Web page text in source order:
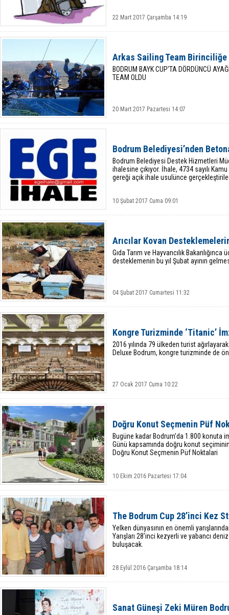
22 Mart 2017 Çarşamba 14:19
Arkas Sailing Team Birinciliğe
BODRUM BAYK CUP’TA DÖRDÜNCÜ
TEAM OLDU
20 Mart 2017 Pazartesi 14:07
Bodrum Belediyesi’nden
Bodrum Belediyesi Destek Hizmetleri
ihalesine çıkıyor. İhale, 4734 sayılı
gereği açık ihale usulünce
10 Şubat 2017 Cuma 09:01
Arıcılar Kovan
Gıda Tarım ve Hayvancılık Bakanlığınca
desteklemenin bu yıl Şubat ayının
04 Şubat 2017 Cumartesi 11:32
Kongre Turizminde ‘Titanic’
2016 yılında 79 ülkeden turist
Deluxe Bodrum, kongre turizminde de
27 Ocak 2017 Cuma 10:22
Doğru Konut Seçmenin Püf
Bugüne kadar Bodrum’da 1.800 konuta
Günü kapsamında doğru konut
Doğru Konut Seçmenin Püf Noktalari
10 Ekim 2016 Pazartesi 17:04
The Bodrum Cup 28’inci Kez
Yelken dünyasının en önemli
Yarışları 28’inci kezyerli ve yabancı
buluşacak.
28 Eylül 2016 Çarşamba 18:14
Sanat Güneşi Zeki Müren